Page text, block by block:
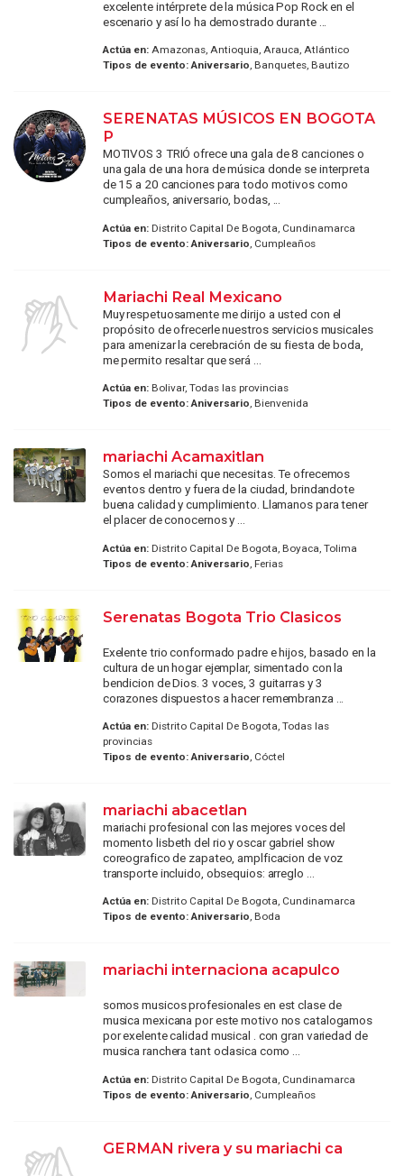
excelente intérprete de la música Pop Rock en el
escenario y así lo ha demostrado durante ...
Actúa en:Amazonas, Antioquia, Arauca, Atlántico
Tipos de evento: Aniversario, Banquetes, Bautizo
SERENATAS MÚSICOS EN BOGOTA
P
MOTIVOS 3 TRIÓ ofrece una gala de 8 canciones o
una gala de una hora de música donde se interpreta
de 15 a 20 canciones para todo motivos como
cumpleaños, aniversario, bodas, ...
Actúa en:Distrito Capital De Bogota, Cundinamarca
Tipos de evento: Aniversario , Cumpleaños
Mariachi Real Mexicano
Muy respetuosamente me dirijo a usted con el
propósito de ofrecerle nuestros servicios musicales
para amenizar la cerebración de su fiesta de boda,
me permito resaltar que será ...
Actúa en:Bolivar, Todas las provincias
Tipos de evento: Aniversario, Bienvenida
mariachi Acamaxitlan
Somos el mariachi que necesitas. Te ofrecemos
eventos dentro y fuera de la ciudad, brindandote
buena calidad y cumplimiento. Llamanos para tener
el placer de conocernos y ...
Actúa en:Distrito Capital De Bogota, Boyaca, Tolima
Tipos de evento: Aniversario , Ferias
Serenatas Bogota Trio Clasicos
Exelente trio conformado padre e hijos, basado en la
cultura de un hogar ejemplar, simentado con la
bendicion de Dios. 3 voces, 3 guitarras y 3
corazones dispuestos a hacer remembranza ...
Actúa en:Distrito Capital De Bogota, Todas las
provincias
Tipos de evento: Aniversario, Cóctel
mariachi abacetlan
mariachi profesional con las mejores voces del
momento lisbeth del rio y oscar gabriel show
coreografico de zapateo, amplficacion de voz
transporte incluido, obsequios: arreglo ...
Actúa en:Distrito Capital De Bogota, Cundinamarca
Tipos de evento: Aniversario, Boda
mariachi internaciona acapulco
somos musicos profesionales en est clase de
musica mexicana por este motivo nos catalogamos
por exelente calidad musical . con gran variedad de
musica ranchera tant oclasica como ...
Actúa en:Distrito Capital De Bogota, Cundinamarca
Tipos de evento: Aniversario , Cumpleaños
GERMAN rivera y su mariachi ca